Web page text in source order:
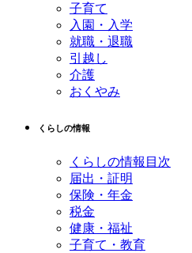
子育て
入園・入学
就職・退職
引越し
介護
おくやみ
くらしの情報
くらしの情報目次
届出・証明
保険・年金
税金
健康・福祉
子育て・教育